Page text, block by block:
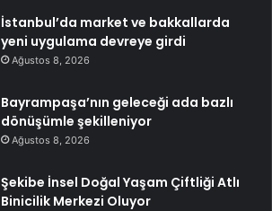
İstanbul’da market ve bakkallarda
yeni uygulama devreye girdi
Ağustos 8, 2026
Bayrampaşa’nın geleceği ada bazlı
dönüşümle şekilleniyor
Ağustos 8, 2026
Şekibe İnsel Doğal Yaşam Çiftliği Atlı
Binicilik Merkezi Oluyor